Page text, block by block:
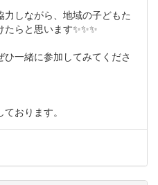
しながら、地域の子どもた
らと思います✨✨✨
一緒に参加してみてくださ
おります。